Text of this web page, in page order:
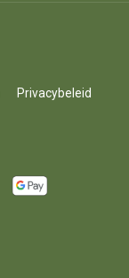
Privacybeleid